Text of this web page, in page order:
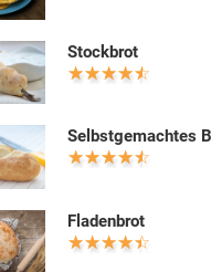
Stockbrot
Selbstgemachtes
Fladenbrot